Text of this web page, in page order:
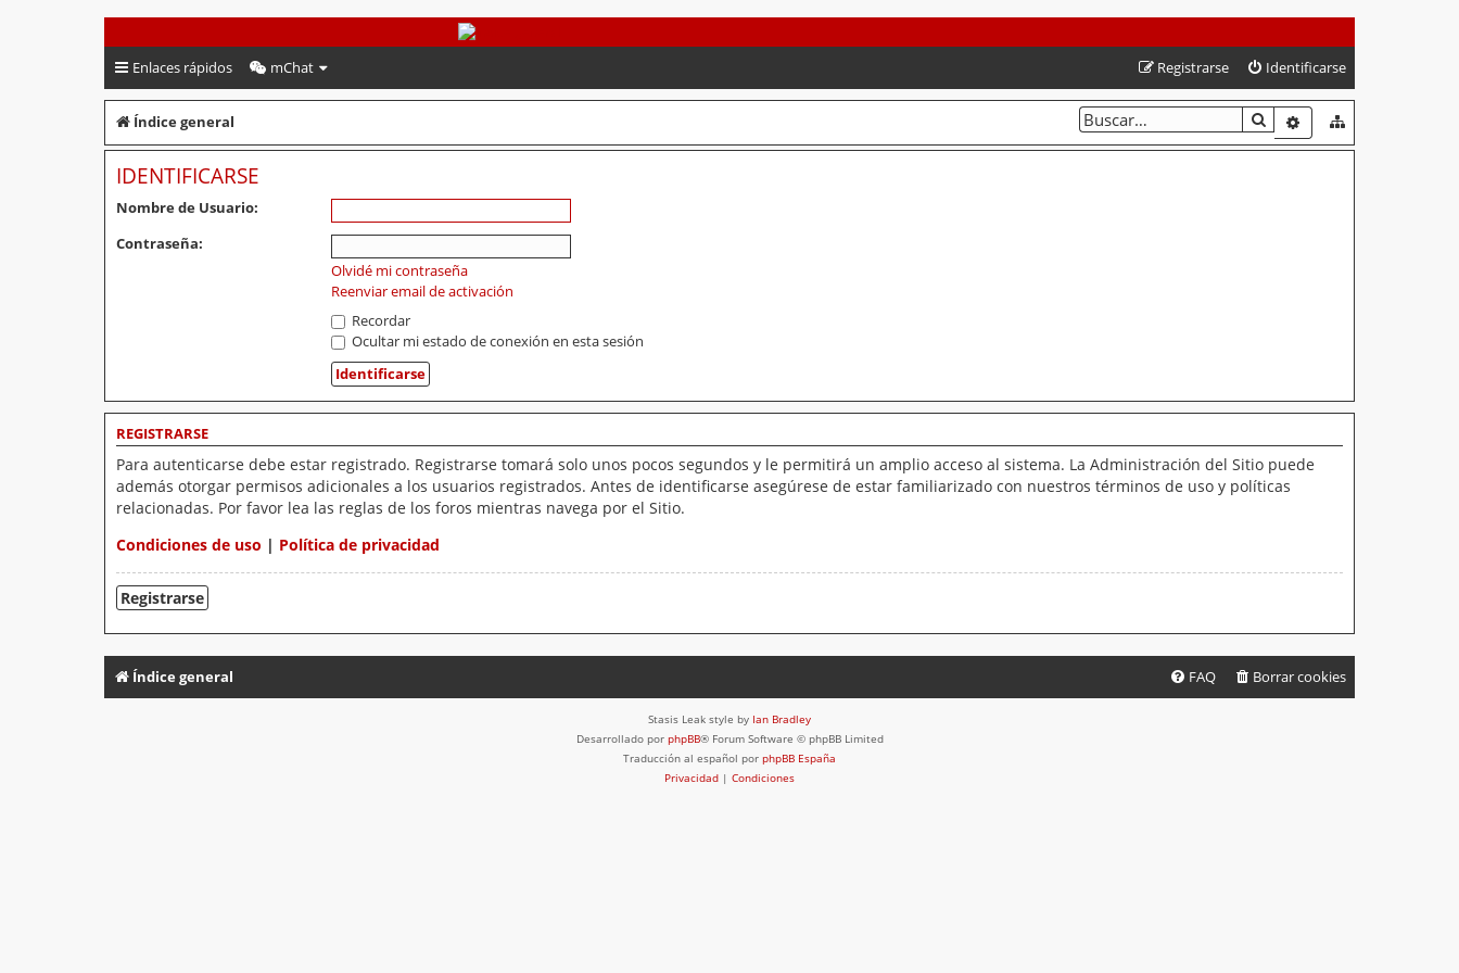
PeruVoley.com
Enlaces rápidos mChat Identificarse
Registrarse
Índice general BUSCARBÚSQUEDA
IDENTIFICARSE
Nombre de Usuario:
Contraseña:
Olvidé mi contraseña
Reenviar email de activación
Recordar
Ocultar mi estado de conexión en esta sesión
REGISTRARSE
Para autenticarse debe estar registrado. Registrarse tomará solo unos pocos segundos y le permitirá un amplio acceso al sistema. La Administración del Sitio puede
además otorgar permisos adicionales a los usuarios registrados. Antes de identificarse asegúrese de estar familiarizado con nuestros términos de uso y políticas
relacionadas. Por favor lea las reglas de los foros mientras navega por el Sitio.
Condiciones de uso | Política de privacidad
Registrarse
Índice general Borrar cookies
FAQ
Stasis Leak style by Ian Bradley
Desarrollado por phpBB® Forum Software © phpBB Limited
Traducción al español por phpBB España
Privacidad | Condiciones